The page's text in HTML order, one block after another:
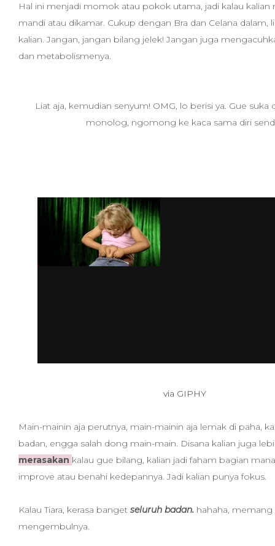
Hal ini menjadi momok atau pokok utama, jadi kalau kalian
mandi atau dikamar. Cukup dengan Bra dan Celana dalam,
kalian. Jangan, jangan bilang jelek! Jangan juga
dan metabolismenya.
Liat aja, kemudian senyum! OMG, lo berisi ya. Gue suka
monolog, ngomong ke kaca sama diri
via GIPHY
Main-mainin aja perutnya, main-mainin aja lemak di paha,
badan, engga salah dong main-main. Disana kalian juga
merasakan kalau gue bilang, kalian jadi faham bagian
improve atau benahi kedepannya. Jadi kalian punya fokus.
Kalau Tiara, kerasa banget seluruh badan. hahaha, memang
mengembulnya.